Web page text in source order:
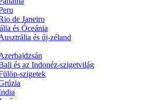
de Janeiro
és Óceánia
és új-zéland
és az Indonéz-szigetvilág
szigetek